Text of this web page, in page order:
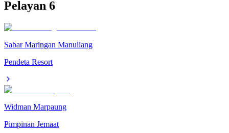
Pelayan 6
Sabar Maringan Manullang
Pendeta Resort
Widman Marpaung
Pimpinan Jemaat